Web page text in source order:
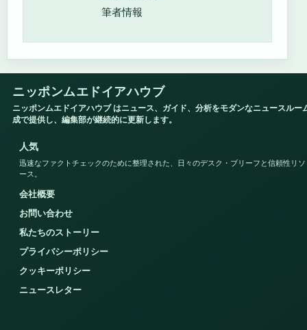
筆者情報
ニッポンムエドイアハウブ
ニッポンムエドイアハウブ はニュース、ガイド、分析をモダンなニュースルー
成で提供し、編集部が継続的に更新します。
人気
迅速なファクトチェックのために整理された、日々のデスク・ブリーフと信頼性リソ
ース。
会社概要
お問い合わせ
私たちのストーリー
プライバシーポリシー
クッキーポリシー
ニュースレター